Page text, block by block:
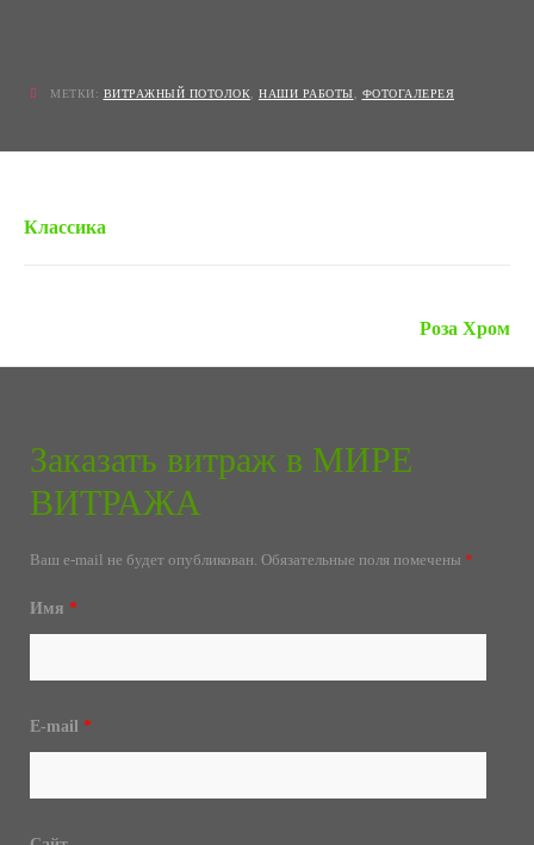
МЕТКИ: ВИТРАЖНЫЙ ПОТОЛОК НАШИ РАБОТЫ ФОТОГАЛЕРЕЯ
Классика
Роза Хром
Заказать витраж в МИРЕ
ВИТРАЖА
Ваш e-mail не будет опубликован. Обязательные поля помечены *
Имя *
E-mail *